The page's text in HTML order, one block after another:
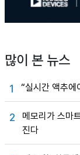
많이 본 뉴스
1 “실시간 액추에
2
메모리가 스마
진다